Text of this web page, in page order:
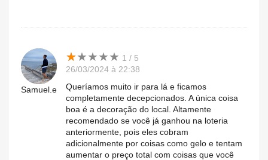
Samuel.e
★★★★★
★★★★★ 1 / 5
26/03/2024 à 22:38
Queríamos muito ir para lá e ficamos
completamente decepcionados. A única coisa
boa é a decoração do local. Altamente
recomendado se você já ganhou na loteria
anteriormente, pois eles cobram
adicionalmente por coisas como gelo e tentam
aumentar o preço total com coisas que você